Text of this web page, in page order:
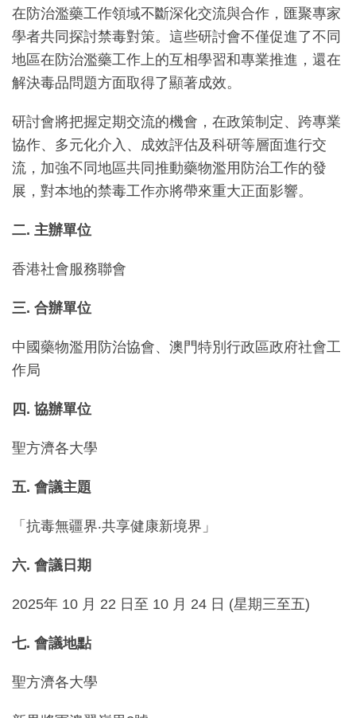
在防治濫藥工作領域不斷深化交流與合作，匯聚專家
學者共同探討禁毒對策。這些研討會不僅促進了不同
地區在防治濫藥工作上的互相學習和專業推進，還在
解決毒品問題方面取得了顯著成效。
研討會將把握定期交流的機會，在政策制定、跨專業
協作、多元化介入、成效評估及科研等層面進行交
流，加強不同地區共同推動藥物濫用防治工作的發
展，對本地的禁毒工作亦將帶來重大正面影響。
二. 主辦單位
香港社會服務聯會
三. 合辦單位
中國藥物濫用防治協會、澳門特別行政區政府社會工
作局
四 . 協辦單位
聖方濟各大學
五. 會議主題
「抗毒無疆界‧共享健康新境界」
六. 會議日期
2025年 10 月 22 日至 10 月 24 日 (星期三至五)
七. 會議地點
聖方濟各大學